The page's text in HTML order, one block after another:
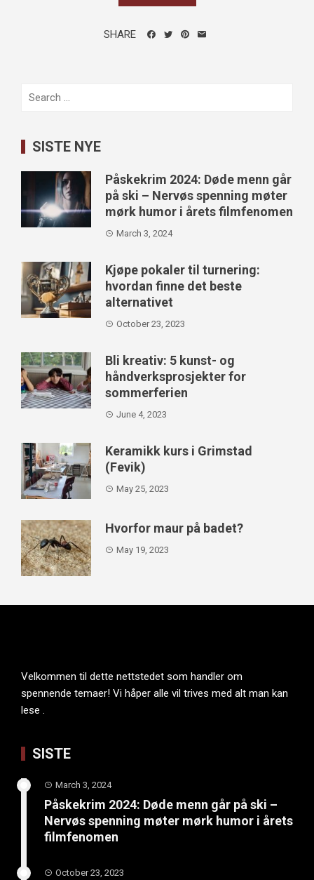
SHARE
Search
SISTE NYE
Påskekrim 2024: Døde menn går
på ski – Nervøs spenning møter
mørk humor i årets filmfenomen
March 3, 2024
Kjøpe pokaler til turnering:
hvordan finne det beste
alternativet
October 23, 2023
Bli kreativ: 5 kunst- og
håndverksprosjekter for
sommerferien
June 4, 2023
Keramikk kurs i Grimstad
(Fevik)
May 25, 2023
Hvorfor maur på badet?
May 19, 2023
Velkommen til dette nettstedet som handler om
spennende temaer! Vi håper alle vil trives med alt man kan
lese .
SISTE
March 3, 2024
Påskekrim 2024: Døde menn går på ski –
Nervøs spenning møter mørk humor i årets
filmfenomen
October 23, 2023